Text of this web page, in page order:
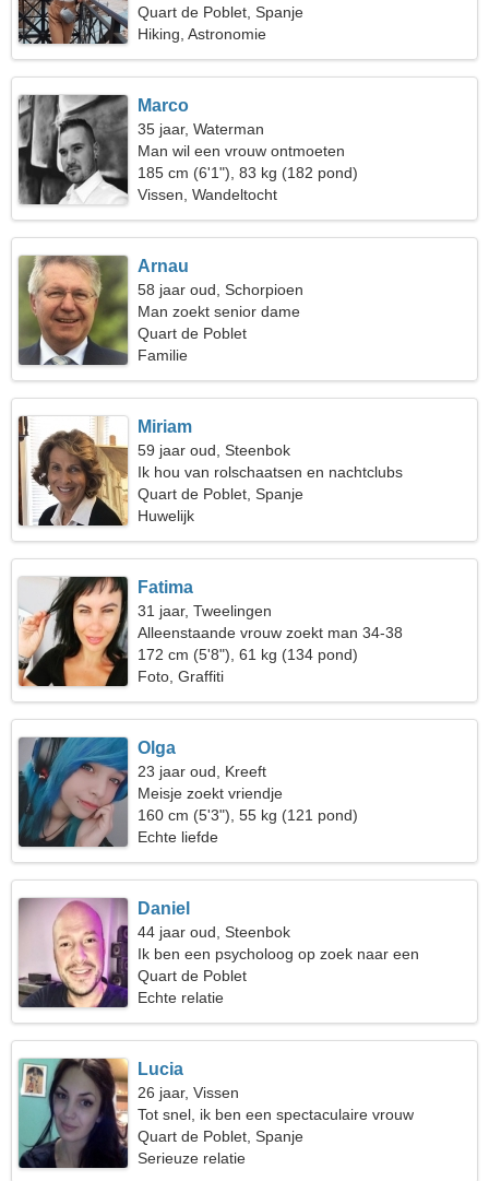
Quart de Poblet, Spanje
Hiking, Astronomie
Marco
35 jaar, Waterman
Man wil een vrouw ontmoeten
185 cm (6'1"), 83 kg (182 pond)
Vissen, Wandeltocht
Arnau
58 jaar oud, Schorpioen
Man zoekt senior dame
Quart de Poblet
Familie
Miriam
59 jaar oud, Steenbok
Ik hou van rolschaatsen en nachtclubs
Quart de Poblet, Spanje
Huwelijk
Fatima
31 jaar, Tweelingen
Alleenstaande vrouw zoekt man 34-38
172 cm (5'8"), 61 kg (134 pond)
Foto, Graffiti
Olga
23 jaar oud, Kreeft
Meisje zoekt vriendje
160 cm (5'3"), 55 kg (121 pond)
Echte liefde
Daniel
44 jaar oud, Steenbok
Ik ben een psycholoog op zoek naar een
charmante vrouw
Quart de Poblet
Echte relatie
Lucia
26 jaar, Vissen
Tot snel, ik ben een spectaculaire vrouw
Quart de Poblet, Spanje
Serieuze relatie